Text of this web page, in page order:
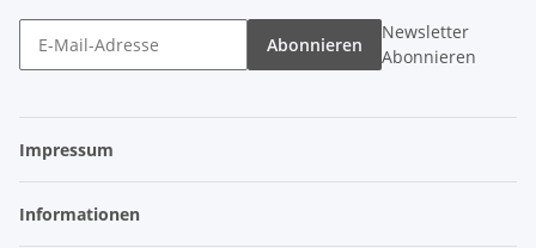
Abonnieren
Newsletter
Abonnieren
Impressum
Informationen